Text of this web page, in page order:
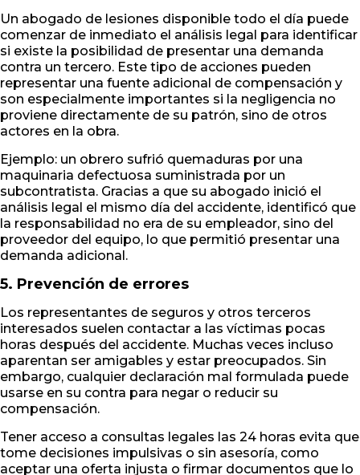
Un abogado de lesiones disponible todo el día puede
comenzar de inmediato el análisis legal para identificar
si existe la posibilidad de presentar una demanda
contra un tercero. Este tipo de acciones pueden
representar una fuente adicional de compensación y
son especialmente importantes si la negligencia no
proviene directamente de su patrón, sino de otros
actores en la obra.
Ejemplo: un obrero sufrió quemaduras por una
maquinaria defectuosa suministrada por un
subcontratista. Gracias a que su abogado inició el
análisis legal el mismo día del accidente, identificó que
la responsabilidad no era de su empleador, sino del
proveedor del equipo, lo que permitió presentar una
demanda adicional.
5. Prevención de errores
Los representantes de seguros y otros terceros
interesados suelen contactar a las víctimas pocas
horas después del accidente. Muchas veces incluso
aparentan ser amigables y estar preocupados. Sin
embargo, cualquier declaración mal formulada puede
usarse en su contra para negar o reducir su
compensación.
Tener acceso a consultas legales las 24 horas evita que
tome decisiones impulsivas o sin asesoría, como
aceptar una oferta injusta o firmar documentos que lo